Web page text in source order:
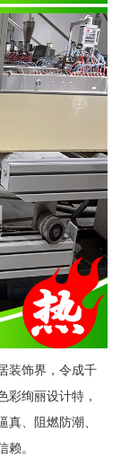
装饰界，令成千
彩绚丽设计特，
、阻燃防潮、
。